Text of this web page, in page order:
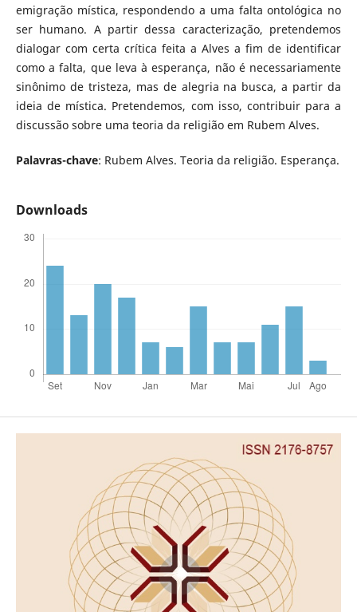
emigração mística, respondendo a uma falta ontológica no
ser humano. A partir dessa caracterização, pretendemos
dialogar com certa crítica feita a Alves a fim de identificar
como a falta, que leva à esperança, não é necessariamente
sinônimo de tristeza, mas de alegria na busca, a partir da
ideia de mística. Pretendemos, com isso, contribuir para a
discussão sobre uma teoria da religião em Rubem Alves.
Palavras-chave: Rubem Alves. Teoria da religião. Esperança.
Downloads